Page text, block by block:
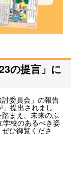
の提言」に
委員会」の報告
提出されまし
まえ、未来のふ
学校のあるべき姿
ひ御覧くださ